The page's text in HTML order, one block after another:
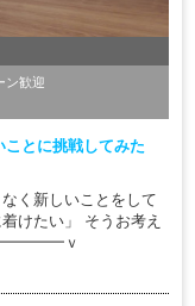
ン歓迎
とに挑戦してみた
しいことをして
けたい」 そうお考え
ｖ